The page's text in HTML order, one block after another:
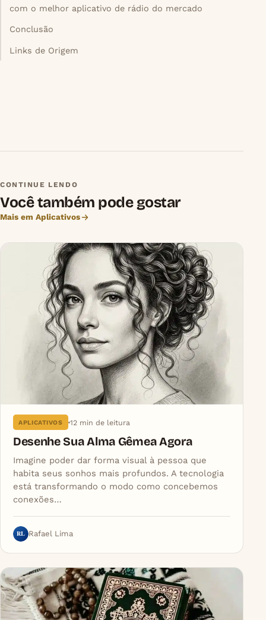
com o melhor aplicativo de rádio do mercado
Conclusão
Links de Origem
CONTINUE LENDO
Você também pode gostar
Mais em Aplicativos
APLICATIVOS 12 min de leitura
Desenhe Sua Alma Gêmea Agora
Imagine poder dar forma visual à pessoa que
habita seus sonhos mais profundos. A tecnologia
está transformando o modo como concebemos
conexões…
RL Rafael Lima